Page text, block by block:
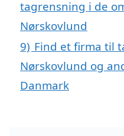
tagrensning i de
Nørskovlund
9) Find et firma til
Nørskovlund og
Danmark